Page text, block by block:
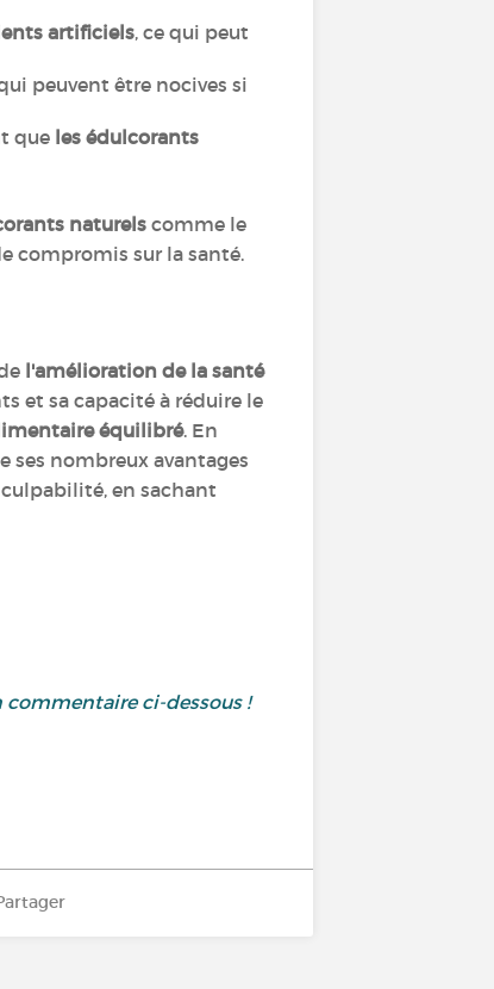
artificiels, ce qui peut
peuvent être nocives si
que les édulcorants
naturelscomme le
compromis sur la santé.
l'amélioration de la santé
et sa capacité à réduire le
équilibré. En
ses nombreux avantages
en sachant
ci-dessous !